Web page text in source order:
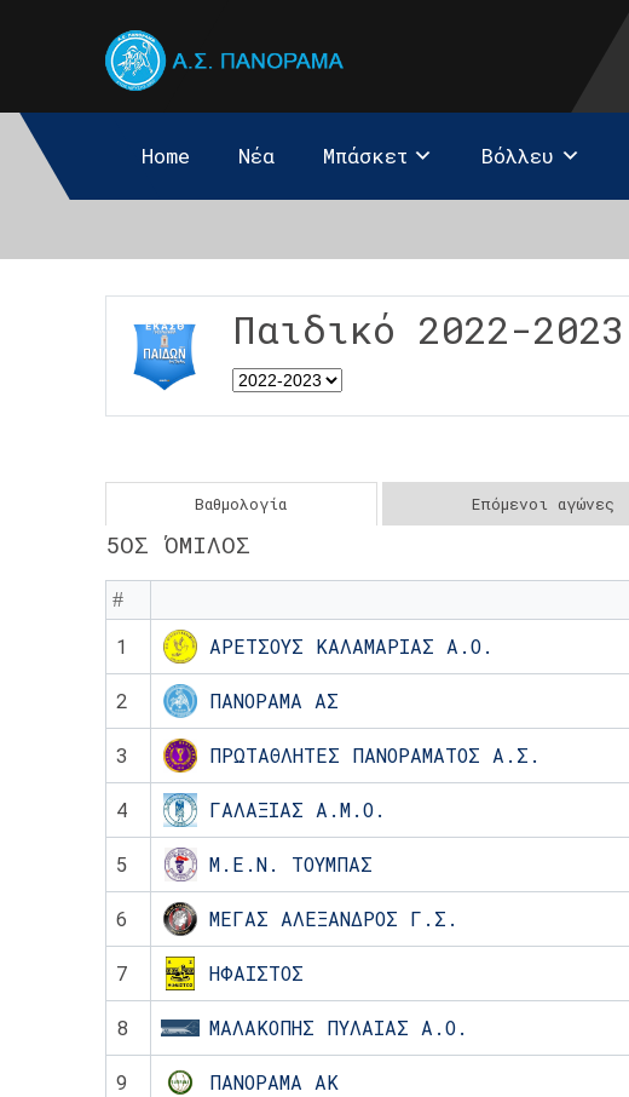
Home Νέα Μπάσκετ Βόλλευ
Παιδικό 2022-2023
Βαθμολογία Επόμενοι αγώνες
5ΟΣ ΌΜΙΛΟΣ
#
1 ΑΡΕΤΣΟΥΣ ΚΑΛΑΜΑΡΙΑΣ Α.Ο.
2 ΠΑΝΟΡΑΜΑ ΑΣ
3 ΠΡΩΤΑΘΛΗΤΕΣ ΠΑΝΟΡΑΜΑΤΟΣ Α.Σ.
4 ΓΑΛΑΞΙΑΣ Α.Μ.Ο.
5 Μ.Ε.Ν. ΤΟΥΜΠΑΣ
6 ΜΕΓΑΣ ΑΛΕΞΑΝΔΡΟΣ Γ.Σ.
7 ΗΦΑΙΣΤΟΣ
8 ΜΑΛΑΚΟΠΗΣ ΠΥΛΑΙΑΣ Α.Ο.
9 ΠΑΝΟΡΑΜΑ ΑΚ